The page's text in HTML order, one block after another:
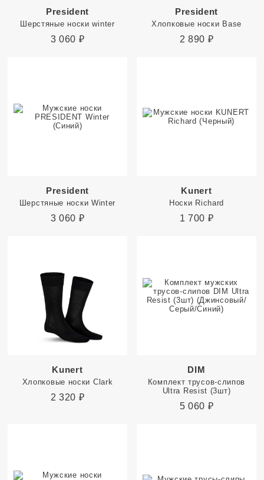
President
Шерстяные носки winter
3 060 ₽
President
Хлопковые носки Base
2 890 ₽
President
Шерстяные носки Winter
3 060 ₽
Kunert
Носки Richard
1 700 ₽
Kunert
Хлопковые носки Clark
2 320 ₽
DIM
Комплект трусов-слипов
Ultra Resist (3шт)
5 060 ₽